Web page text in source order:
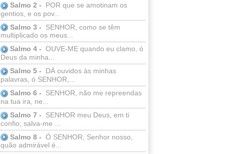
Salmo 2 -
POR que se amotinam os
gentios, e os pov...
Salmo 3 -
SENHOR, como se têm
multiplicado os meus...
Salmo 4 - OUVE-ME quando eu clamo, ó
Deus da minha...
Salmo 5 -
DÁ ouvidos às minhas
palavras, ó SENHOR,...
Salmo 6 -
SENHOR, não me repreendas
na tua ira, ne...
Salmo 7 -
SENHOR meu Deus, em ti
confio; salva-me ...
Salmo 8 - Ó SENHOR, Senhor nosso,
quão admirável é...